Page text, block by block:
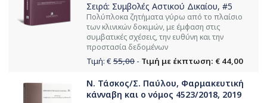
Σειρά: Συμβολές Αστικού Δικαίου, #5
Πολύπλοκα ζητήματα γύρω από το πλαίσιο
των κλινικών δοκιμών, με έμφαση στις
συμβατικές σχέσεις, την ευθύνη και την
προστασία δεδομένων
Τιμή: € 55,00 - Τιμή με έκπτωση: € 44,00
Ν. Τάσκος/Σ. Παύλου, Φαρμακευτική
κάνναβη και ο νόμος 4523/2018, 2019